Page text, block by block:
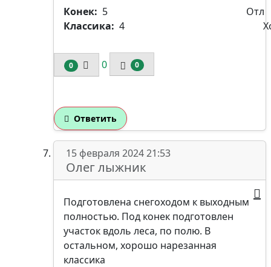
Конек: 5
Отл
Классика: 4
0 0 0
Ответить
15 февраля 2024 21:53
Олег лыжник
Подготовлена снегоходом к выходным
полностью. Под конек подготовлен
участок вдоль леса, по полю. В
остальном, хорошо нарезанная
классика